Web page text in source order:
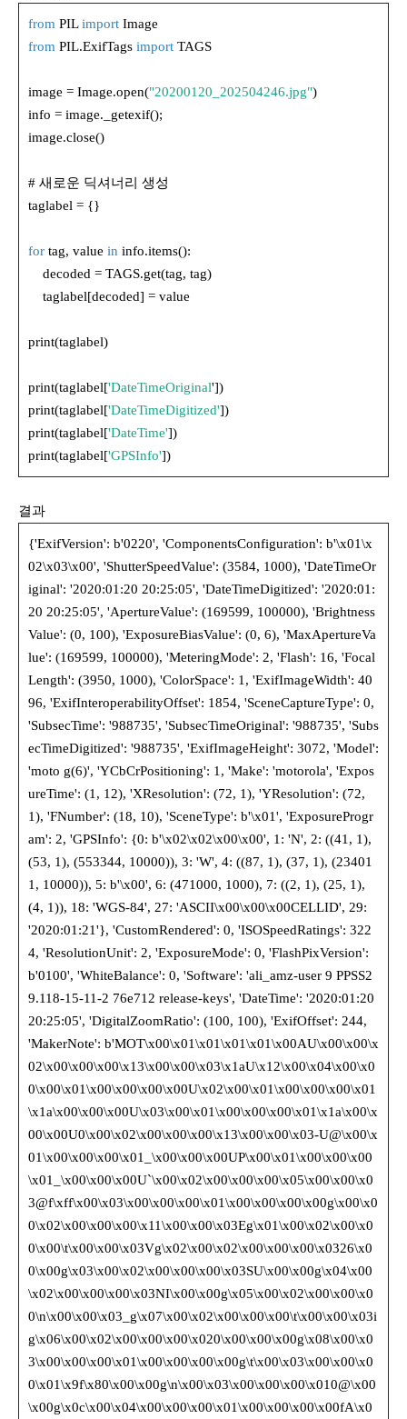
from PILimport Image
from PIL.ExifTags import TAGS
image = Image.open("20200120_202504246.jpg")
info = image._getexif();
image.close()
# 새로운 딕셔너리 생성
taglabel = {}
for tag, value in info.items():
decoded = TAGS.get(tag, tag)
taglabel[decoded] = value
print(taglabel)
print(taglabel['DateTimeOriginal'])
print(taglabel['DateTimeDigitized'])
print(taglabel['DateTime'])
print(taglabel['GPSInfo'])
결과
{'ExifVersion': b'0220', 'ComponentsConfiguration': b'\x01\x
02\x03\x00', 'ShutterSpeedValue': (3584, 1000), 'DateTimeOr
iginal': '2020:01:20 20:25:05', 'DateTimeDigitized': '2020:01:
20 20:25:05', 'ApertureValue': (169599, 100000), 'Brightness
Value': (0, 100), 'ExposureBiasValue': (0, 6), 'MaxApertureVa
lue': (169599, 100000), 'MeteringMode': 2, 'Flash': 16, 'Focal
Length': (3950, 1000), 'ColorSpace': 1, 'ExifImageWidth': 40
96, 'ExifInteroperabilityOffset': 1854, 'SceneCaptureType': 0,
'SubsecTime': '988735', 'SubsecTimeOriginal': '988735', 'Subs
ecTimeDigitized': '988735', 'ExifImageHeight': 3072, 'Model':
'moto g(6)', 'YCbCrPositioning': 1, 'Make': 'motorola', 'Expos
ureTime': (1, 12), 'XResolution': (72, 1), 'YResolution': (72,
1), 'FNumber': (18, 10), 'SceneType': b'\x01', 'ExposureProgr
am': 2, 'GPSInfo': {0: b'\x02\x02\x00\x00', 1: 'N', 2: ((41, 1),
(53, 1), (553344, 10000)), 3: 'W', 4: ((87, 1), (37, 1), (23401
1, 10000)), 5: b'\x00', 6: (471000, 1000), 7: ((2, 1), (25, 1),
(4, 1)), 18: 'WGS-84', 27: 'ASCII\x00\x00\x00CELLID', 29:
'2020:01:21'}, 'CustomRendered': 0, 'ISOSpeedRatings': 322
4, 'ResolutionUnit': 2, 'ExposureMode': 0, 'FlashPixVersion':
b'0100', 'WhiteBalance': 0, 'Software': 'ali_amz-user 9 PPSS2
9.118-15-11-2 76e712 release-keys', 'DateTime': '2020:01:20
20:25:05', 'DigitalZoomRatio': (100, 100), 'ExifOffset': 244,
'MakerNote': b'MOT\x00\x01\x01\x01\x01\x00AU\x00\x00\x
02\x00\x00\x00\x13\x00\x00\x03\x1aU\x12\x00\x04\x00\x0
0\x00\x01\x00\x00\x00\x00U\x02\x00\x01\x00\x00\x00\x01
\x1a\x00\x00\x00U\x03\x00\x01\x00\x00\x00\x01\x1a\x00\x
00\x00U0\x00\x02\x00\x00\x00\x13\x00\x00\x03-U@\x00\x
01\x00\x00\x00\x01_\x00\x00\x00UP\x00\x01\x00\x00\x00
\x01_\x00\x00\x00U`\x00\x02\x00\x00\x00\x05\x00\x00\x0
3@f\xff\x00\x03\x00\x00\x00\x01\x00\x00\x00\x00g\x00\x0
0\x02\x00\x00\x00\x11\x00\x00\x03Eg\x01\x00\x02\x00\x0
0\x00\t\x00\x00\x03Vg\x02\x00\x02\x00\x00\x00\x0326\x0
0\x00g\x03\x00\x02\x00\x00\x00\x03SU\x00\x00g\x04\x00
\x02\x00\x00\x00\x03NI\x00\x00g\x05\x00\x02\x00\x00\x0
0\n\x00\x00\x03_g\x07\x00\x02\x00\x00\x00\t\x00\x00\x03i
g\x06\x00\x02\x00\x00\x00\x020\x00\x00\x00g\x08\x00\x0
3\x00\x00\x00\x01\x00\x00\x00\x00g\t\x00\x03\x00\x00\x0
0\x01\x9f\x80\x00\x00g\n\x00\x03\x00\x00\x00\x010@\x00
\x00g\x0c\x00\x04\x00\x00\x00\x01\x00\x00\x00\x00fA\x0